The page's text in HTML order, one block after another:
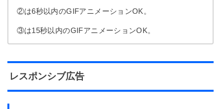
②は6秒以内のGIFアニメーションOK。
③は15秒以内のGIFアニメーションOK。
レスポンシブ広告